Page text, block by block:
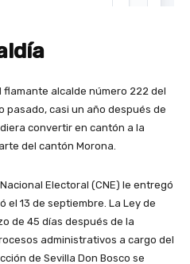
flamante alcalde número 222 del
pasado, casi un año después de
convertir en cantón a la
del cantón Morona.
Electoral (CNE) le entregó
el 13 de septiembre. La Ley de
de 45 días después de la
administrativos a cargo del
de Sevilla Don Bosco se